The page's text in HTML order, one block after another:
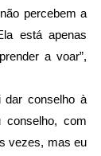
percebem a
está apenas
a voar”,
dar conselho à
com
vezes, mas eu